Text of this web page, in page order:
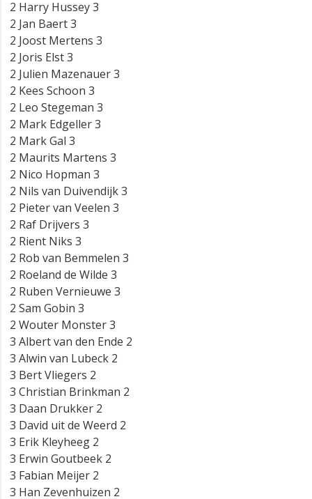
2 Harry Hussey 3
2 Jan Baert 3
2 Joost Mertens 3
2 Joris Elst 3
2 Julien Mazenauer 3
2 Kees Schoon 3
2 Leo Stegeman 3
2 Mark Edgeller 3
2 Mark Gal 3
2 Maurits Martens 3
2 Nico Hopman 3
2 Nils van Duivendijk 3
2 Pieter van Veelen 3
2 Raf Drijvers 3
2 Rient Niks 3
2 Rob van Bemmelen 3
2 Roeland de Wilde 3
2 Ruben Vernieuwe 3
2 Sam Gobin 3
2 Wouter Monster 3
3 Albert van den Ende 2
3 Alwin van Lubeck 2
3 Bert Vliegers 2
3 Christian Brinkman 2
3 Daan Drukker 2
3 David uit de Weerd 2
3 Erik Kleyheeg 2
3 Erwin Goutbeek 2
3 Fabian Meijer 2
3 Han Zevenhuizen 2